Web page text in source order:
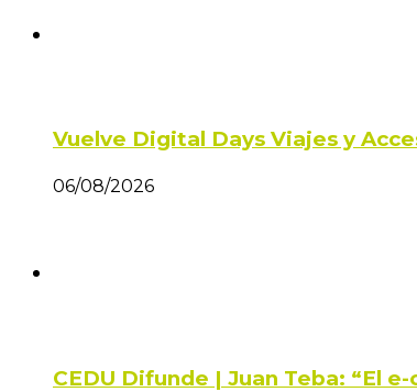
Vuelve Digital Days Viajes y
06/08/2026
CEDU Difunde | Juan Teba: “El